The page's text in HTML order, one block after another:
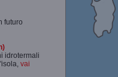
futuro
idrotermali
vai